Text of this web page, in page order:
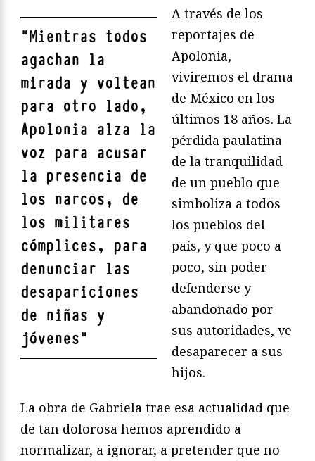
"Mientras todos
agachan la
mirada y voltean
para otro lado,
Apolonia alza la
voz para acusar
la presencia de
los narcos, de
los militares
cómplices, para
denunciar las
desapariciones
de niñas y
jóvenes"
A través de los
reportajes de
Apolonia,
viviremos el drama
de México en los
últimos 18 años. La
pérdida paulatina
de la tranquilidad
de un pueblo que
simboliza a todos
los pueblos del
país, y que poco a
poco, sin poder
defenderse y
abandonado por
sus autoridades, ve
desaparecer a sus
hijos.
La obra de Gabriela trae esa actualidad que
de tan dolorosa hemos aprendido a
normalizar, a ignorar, a pretender que no